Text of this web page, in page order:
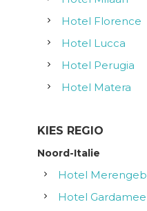
Hotel Florence
Hotel Lucca
Hotel Perugia
Hotel Matera
KIES REGIO
Noord-Italie
Hotel
Hotel